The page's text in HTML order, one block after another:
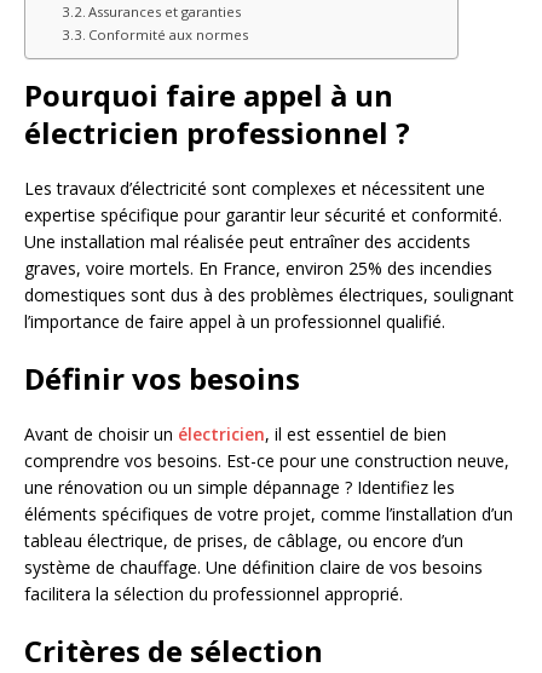
Assurances et garanties
Conformité aux normes
Pourquoi faire appel à un
électricien professionnel ?
Les travaux d’électricité sont complexes et nécessitent une
expertise spécifique pour garantir leur sécurité et conformité.
Une installation mal réalisée peut entraîner des accidents
graves, voire mortels. En France, environ 25% des incendies
domestiques sont dus à des problèmes électriques, soulignant
l’importance de faire appel à un professionnel qualifié.
Définir vos besoins
Avant de choisir un électricien, il est essentiel de bien
comprendre vos besoins. Est-ce pour une construction neuve,
une rénovation ou un simple dépannage ? Identifiez les
éléments spécifiques de votre projet, comme l’installation d’un
tableau électrique, de prises, de câblage, ou encore d’un
système de chauffage. Une définition claire de vos besoins
facilitera la sélection du professionnel approprié.
Critères de sélection